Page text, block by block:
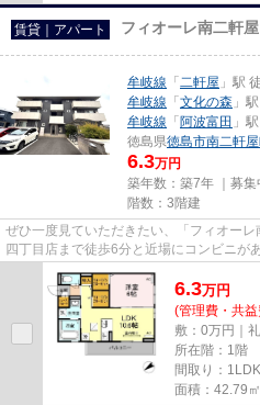
賃貸｜アパート フィオーレ南二軒屋
牟岐線 「 二軒屋 」駅
牟岐線 「 文化の森 」
牟岐線 「 阿波富田 」
徳島県徳島市南二軒
6.3万円
築年数：築7年 ｜募集
階数：3階建
ぜひ一度見ていただきたい、「フィオー
四丁目店まで徒歩6分と近場にコンビニが
6.3万円
(管理費・共
敷：0万円｜
所在階：1階
間取り：1LDK
面積：42.79㎡